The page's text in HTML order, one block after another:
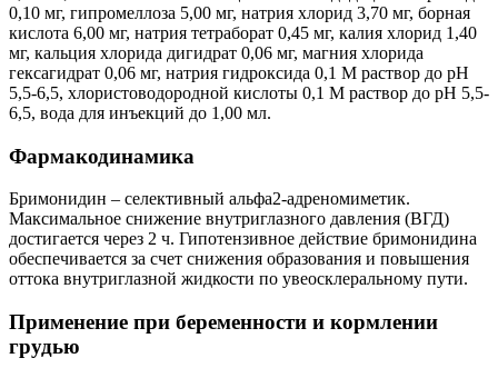
0,10 мг, гипромеллоза 5,00 мг, натрия хлорид 3,70 мг, борная
кислота 6,00 мг, натрия тетраборат 0,45 мг, калия хлорид 1,40
мг, кальция хлорида дигидрат 0,06 мг, магния хлорида
гексагидрат 0,06 мг, натрия гидроксида 0,1 М раствор до pH
5,5-6,5, хлористоводородной кислоты 0,1 М раствор до pH 5,5-
6,5, вода для инъекций до 1,00 мл.
Фармакодинамика
Бримонидин – селективный альфа2-адреномиметик.
Максимальное снижение внутриглазного давления (ВГД)
достигается через 2 ч. Гипотензивное действие бримонидина
обеспечивается за счет снижения образования и повышения
оттока внутриглазной жидкости по увеосклеральному пути.
Применение при беременности и кормлении
грудью